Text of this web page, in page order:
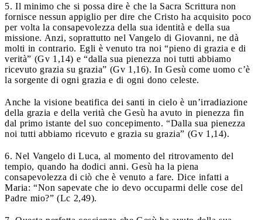
5. Il minimo che si possa dire è che la Sacra Scrittura non
fornisce nessun appiglio per dire che Cristo ha acquisito poco
per volta la consapevolezza della sua identità e della sua
missione. Anzi, soprattutto nel Vangelo di Giovanni, ne dà
molti in contrario. Egli è venuto tra noi “pieno di grazia e di
verità” (Gv 1,14) e “dalla sua pienezza noi tutti abbiamo
ricevuto grazia su grazia” (Gv 1,16). In Gesù come uomo c’è
la sorgente di ogni grazia e di ogni dono celeste.
Anche la visione beatifica dei santi in cielo è un’irradiazione
della grazia e della verità che Gesù ha avuto in pienezza fin
dal primo istante del suo concepimento. “Dalla sua pienezza
noi tutti abbiamo ricevuto e grazia su grazia” (Gv 1,14).
6. Nel Vangelo di Luca, al momento del ritrovamento del
tempio, quando ha dodici anni. Gesù ha la piena
consapevolezza di ciò che è venuto a fare. Dice infatti a
Maria: “Non sapevate che io devo occuparmi delle cose del
Padre mio?” (Lc 2,49).